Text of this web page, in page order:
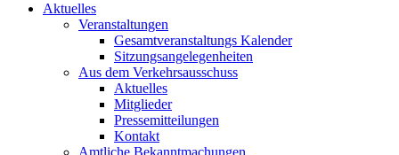
Aktuelles
Veranstaltungen
Gesamtveranstaltungs Kalender
Sitzungsangelegenheiten
Aus dem Verkehrsausschuss
Aktuelles
Mitglieder
Pressemitteilungen
Kontakt
Amtliche Bekanntmachungen